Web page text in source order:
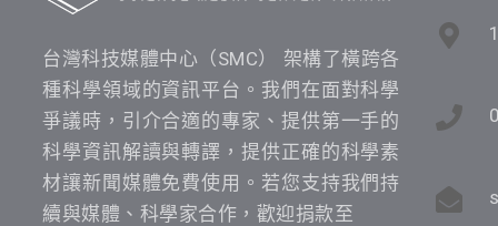
台灣科技媒體中心（SMC） 架構了橫跨各
種科學領域的資訊平台。我們在面對科學
爭議時，引介合適的專家、提供第一手的
科學資訊解讀與轉譯，提供正確的科學素
材讓新聞媒體免費使用。若您支持我們持
續與媒體、科學家合作，歡迎捐款至